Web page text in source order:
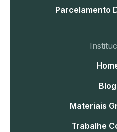
Parcelamento
Blog
Materiais
Trabalhe